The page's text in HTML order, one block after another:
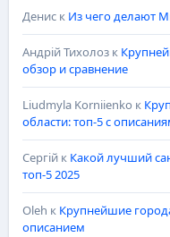
Дениск Из чего делают
Андрій Тихолозк
обзор и сравнение
Liudmyla Korniienko к
области: топ-5 с
Сергійк Какой лучший
топ-5 2025
Oleh к Крупнейшие
описанием